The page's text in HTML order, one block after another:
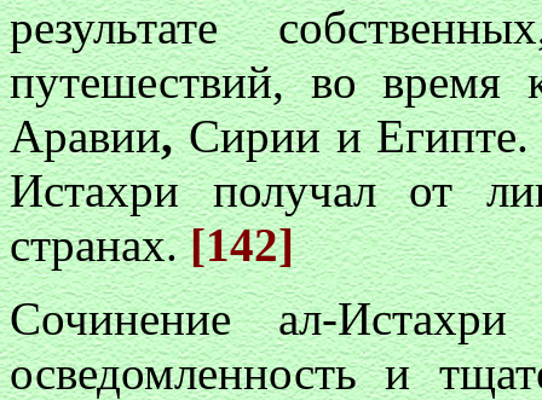
результате
путешествий, во
Аравии,Сирии и Египте.
Истахри получал от
странах.[142]
Сочинение ал-
осведомленность и